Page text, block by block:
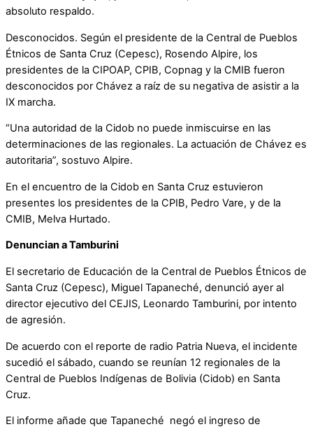
absoluto respaldo.
Desconocidos. Según el presidente de la Central de Pueblos
Étnicos de Santa Cruz (Cepesc), Rosendo Alpire, los
presidentes de la CIPOAP, CPIB, Copnag y la CMIB fueron
desconocidos por Chávez a raíz de su negativa de asistir a la
IX marcha.
“Una autoridad de la Cidob no puede inmiscuirse en las
determinaciones de las regionales. La actuación de Chávez es
autoritaria”, sostuvo Alpire.
En el encuentro de la Cidob en Santa Cruz estuvieron
presentes los presidentes de la CPIB, Pedro Vare, y de la
CMIB, Melva Hurtado.
Denuncian a Tamburini
El secretario de Educación de la Central de Pueblos Étnicos de
Santa Cruz (Cepesc), Miguel Tapaneché, denunció ayer al
director ejecutivo del CEJIS, Leonardo Tamburini, por intento
de agresión.
De acuerdo con el reporte de radio Patria Nueva, el incidente
sucedió el sábado, cuando se reunían 12 regionales de la
Central de Pueblos Indígenas de Bolivia (Cidob) en Santa
Cruz.
El informe añade que Tapaneché negó el ingreso de